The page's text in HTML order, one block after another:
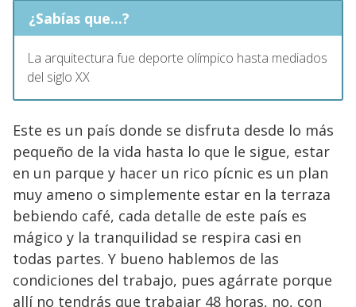
¿Sabías que...?
La arquitectura fue deporte olímpico hasta mediados
del siglo XX
Este es un país donde se disfruta desde lo más
pequeño de la vida hasta lo que le sigue, estar
en un parque y hacer un rico pícnic es un plan
muy ameno o simplemente estar en la terraza
bebiendo café, cada detalle de este país es
mágico y la tranquilidad se respira casi en
todas partes. Y bueno hablemos de las
condiciones del trabajo, pues agárrate porque
allí no tendrás que trabajar 48 horas, no, con